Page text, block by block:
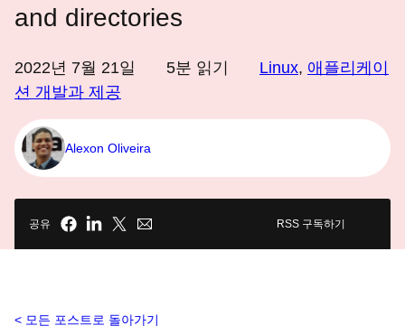
and directories
2022년 7월 21일 5분 읽기 Linux, 애플리케이
션 개발과 제공
Alexon Oliveira
공유 RSS 구독하기
모든 포스트로 돌아가기